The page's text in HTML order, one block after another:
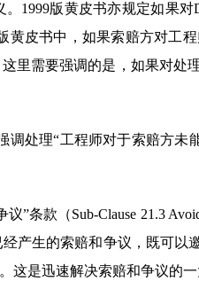
。1999版黄皮书亦规定如果
黄皮书中，如果索赔方对工
里需要强调的是，如果对处
调处理“工程师对于索赔方未
条款（Sub-Clause 21.3
产生的索赔和争议，既可以
这是迅速解决索赔和争议的一